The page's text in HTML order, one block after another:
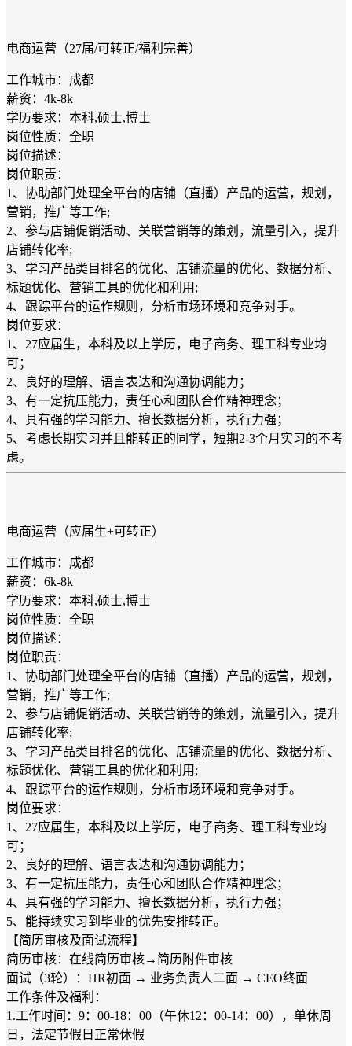
电商运营（27届/可转正/福利完善）
工作城市：成都
薪资：4k-8k
学历要求：本科,硕士,博士
岗位性质：全职
岗位描述：
岗位职责：
1、协助部门处理全平台的店铺（直播）产品的运营，规划，
营销，推广等工作;
2、参与店铺促销活动、关联营销等的策划，流量引入，提升
店铺转化率;
3、学习产品类目排名的优化、店铺流量的优化、数据分析、
标题优化、营销工具的优化和利用;
4、跟踪平台的运作规则，分析市场环境和竞争对手。
岗位要求：
1、27应届生，本科及以上学历，电子商务、理工科专业均
可；
2、良好的理解、语言表达和沟通协调能力；
3、有一定抗压能力，责任心和团队合作精神理念；
4、具有强的学习能力、擅长数据分析，执行力强；
5、考虑长期实习并且能转正的同学，短期2-3个月实习的不考
虑。
电商运营（应届生+可转正）
工作城市：成都
薪资：6k-8k
学历要求：本科,硕士,博士
岗位性质：全职
岗位描述：
岗位职责：
1、协助部门处理全平台的店铺（直播）产品的运营，规划，
营销，推广等工作;
2、参与店铺促销活动、关联营销等的策划，流量引入，提升
店铺转化率;
3、学习产品类目排名的优化、店铺流量的优化、数据分析、
标题优化、营销工具的优化和利用;
4、跟踪平台的运作规则，分析市场环境和竞争对手。
岗位要求：
1、27应届生，本科及以上学历，电子商务、理工科专业均
可；
2、良好的理解、语言表达和沟通协调能力；
3、有一定抗压能力，责任心和团队合作精神理念；
4、具有强的学习能力、擅长数据分析，执行力强；
5、能持续实习到毕业的优先安排转正。
【简历审核及面试流程】
简历审核：在线简历审核→简历附件审核
面试（3轮）：HR初面 → 业务负责人二面 → CEO终面
工作条件及福利：
1.工作时间：9：00-18：00（午休12：00-14：00），单休周
日，法定节假日正常休假